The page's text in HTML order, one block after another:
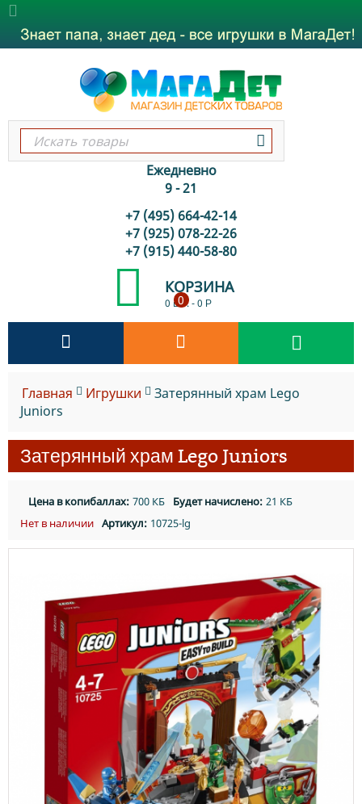
Ежедневно
9 - 21
+7 (495) 664-42-14
+7 (925) 078-22-26
+7 (915) 440-58-80
КОРЗИНА
0 шт.-0 Р
0
Главная Игрушки
Затерянный храм Lego
Juniors
Затерянный храм Lego Juniors
Цена в копибаллах: 700 КБ Будет начислено: 21 КБ
Нет в наличии Артикул: 10725-lg